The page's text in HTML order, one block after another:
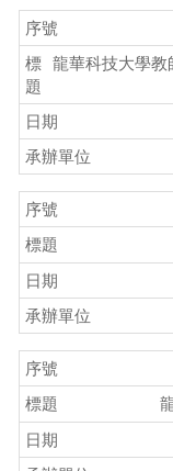
龍華科技大學教